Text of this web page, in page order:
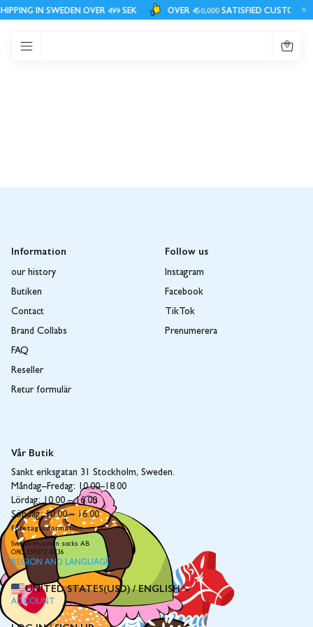
IN SWEDEN OVER 499 SEK OVER 450,000 SATISFIED CUSTOMERS
0
måndag - Fredag - 10.00-18.00
Information
our history
Butiken
Contact
Brand Collabs
FAQ
Reseller
Retur formulär
Follow us
Instagram
Facebook
TikTok
Prenumerera
Vår Butik
Sankt eriksgatan 31 Stockholm, Sweden.
Måndag–Fredag: 10.00–18.00
Lördag: 10.00 – 16.00
Söndag: 10.00 – 16.00
Företagsinformation
Svensk Husman socks AB
ORG 559272-8736
REGION AND LANGUAGE
UNITED STATES(USD) / ENGLISH
ACCOUNT